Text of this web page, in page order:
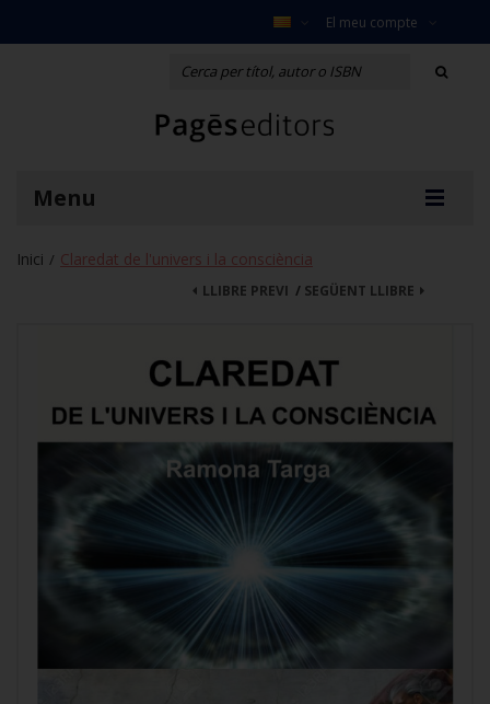
El meu compte
Menu
Inici / Claredat de l'univers i la consciència
SEGÜENT LLIBRE
LLIBRE PREVI /